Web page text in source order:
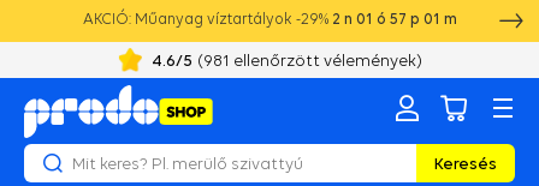
AKCIÓ: Műanyag víztartályok -29% 2 n 01 ó 57 p 01 m
4.6/5 (981 ellenőrzött vélemények)
Keresés